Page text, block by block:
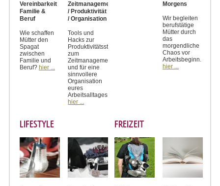
Vereinbarkeit
Familie &
Beruf
Wie schaffen
Mütter den
Spagat
zwischen
Familie und
Beruf? hier ...
Zeitmanagement
/ Produktivität
/ Organisation
Tools und
Hacks zur
Produktivitätssteigerung,
zum
Zeitmanagement
und für eine
sinnvollere
Organisation
eures
Arbeitsalltages.
hier ...
Morgens
Wir begleiten
berufstätige
Mütter durch
das
morgendliche
Chaos vor
Arbeitsbeginn.
hier ...
LIFESTYLE FREIZEIT